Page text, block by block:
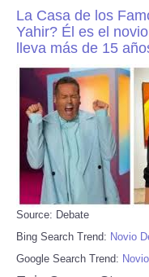
La Casa de los
Yahir? Él es el
lleva más de 15
Source: Debate
Bing Search Trend: Novio
Google Search Trend: